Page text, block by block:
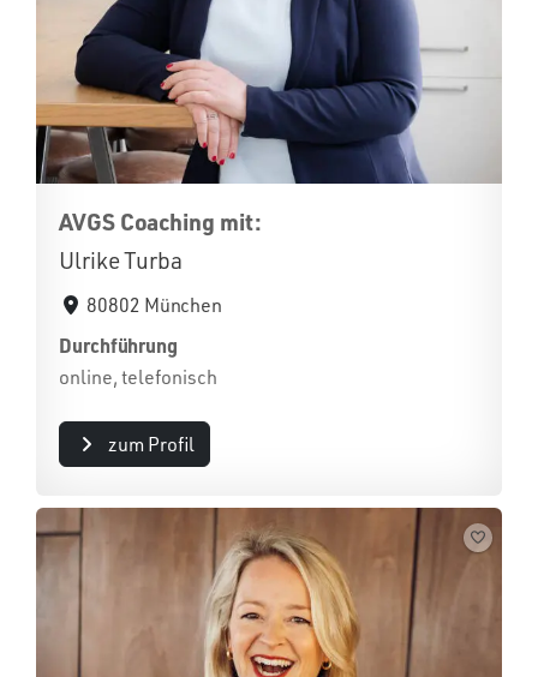
AVGS Coaching mit:
Ulrike Turba
80802 München
Durchführung
online, telefonisch
zum Profil